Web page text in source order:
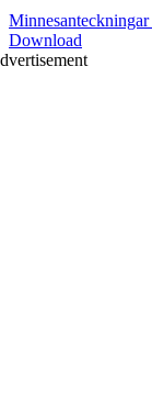
Download